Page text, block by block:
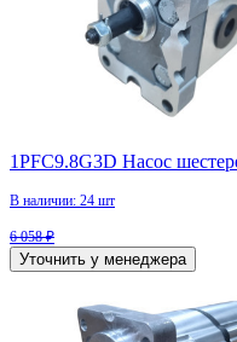
1PFC9.8G3D Насос
В наличии: 24 шт
6 058 ₽
Уточнить у менеджера